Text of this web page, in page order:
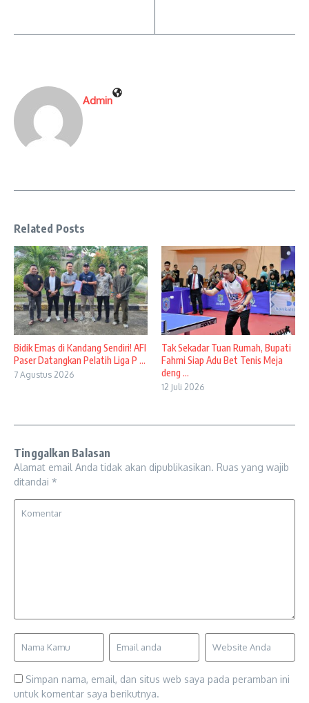
Admin
Related Posts
Bidik Emas di Kandang Sendiri! AFI
Paser Datangkan Pelatih Liga P ...
7 Agustus 2026
Tak Sekadar Tuan Rumah, Bupati
Fahmi Siap Adu Bet Tenis Meja
deng ...
12 Juli 2026
Tinggalkan Balasan
Alamat email Anda tidak akan dipublikasikan. Ruas yang wajib
ditandai *
Simpan nama, email, dan situs web saya pada peramban ini
untuk komentar saya berikutnya.